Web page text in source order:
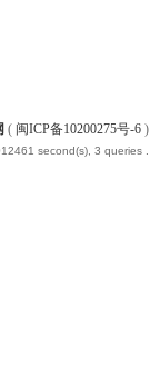
( 闽ICP备10200275号-6 )
second(s), 3 queries .